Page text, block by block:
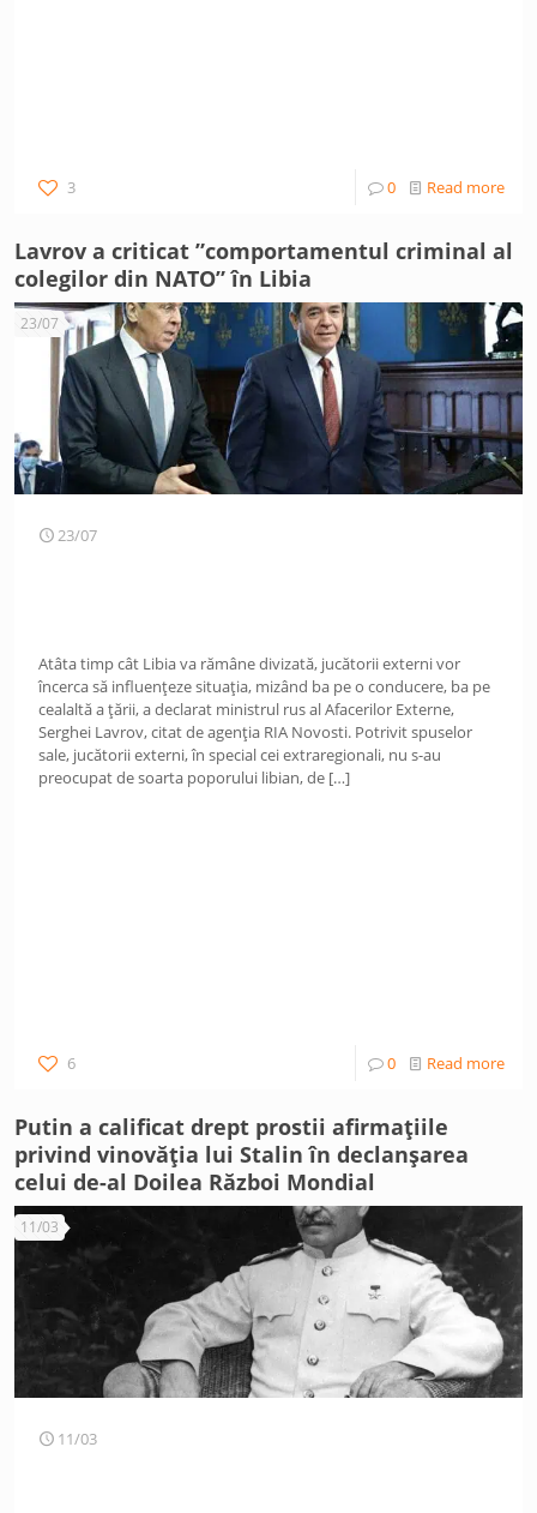
3 0 Read more
Lavrov a criticat ”comportamentul criminal al
colegilor din NATO” în Libia
23/07
23/07
Atâta timp cât Libia va rămâne divizată, jucătorii externi vor
încerca să influențeze situația, mizând ba pe o conducere, ba pe
cealaltă a țării, a declarat ministrul rus al Afacerilor Externe,
Serghei Lavrov, citat de agenția RIA Novosti. Potrivit spuselor
sale, jucătorii externi, în special cei extraregionali, nu s-au
preocupat de soarta poporului libian, de […]
6 0 Read more
Putin a calificat drept prostii afirmațiile
privind vinovăția lui Stalin în declanșarea
celui de-al Doilea Război Mondial
11/03
11/03